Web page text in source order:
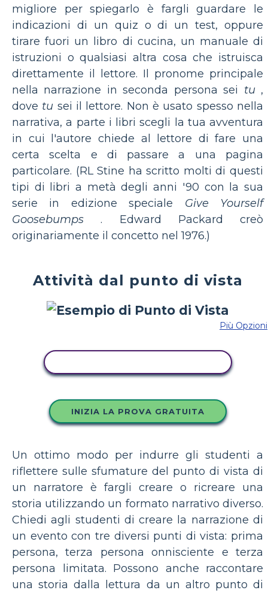
migliore per spiegarlo è fargli guardare le
indicazioni di un quiz o di un test, oppure
tirare fuori un libro di cucina, un manuale di
istruzioni o qualsiasi altra cosa che istruisca
direttamente il lettore. Il pronome principale
nella narrazione in seconda persona sei tu,
dove tu sei il lettore. Non è usato spesso nella
narrativa, a parte i libri scegli la tua avventura
in cui l'autore chiede al lettore di fare una
certa scelta e di passare a una pagina
particolare. (RL Stine ha scritto molti di questi
tipi di libri a metà degli anni '90 con la sua
serie in edizione speciale Give Yourself
Goosebumps . Edward Packard creò
originariamente il concetto nel 1976.)
Attività dal punto di vista
Più Opzioni
INIZIA LA PROVA GRATUITA
Un ottimo modo per indurre gli studenti a
riflettere sulle sfumature del punto di vista di
un narratore è fargli creare o ricreare una
storia utilizzando un formato narrativo diverso.
Chiedi agli studenti di creare la narrazione di
un evento con tre diversi punti di vista: prima
persona, terza persona onnisciente e terza
persona limitata. Possono anche raccontare
una storia dalla lettura da un altro punto di